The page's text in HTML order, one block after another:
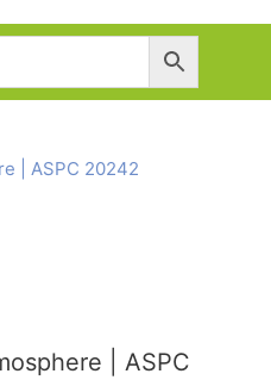
| ASPC 20242
| ASPC